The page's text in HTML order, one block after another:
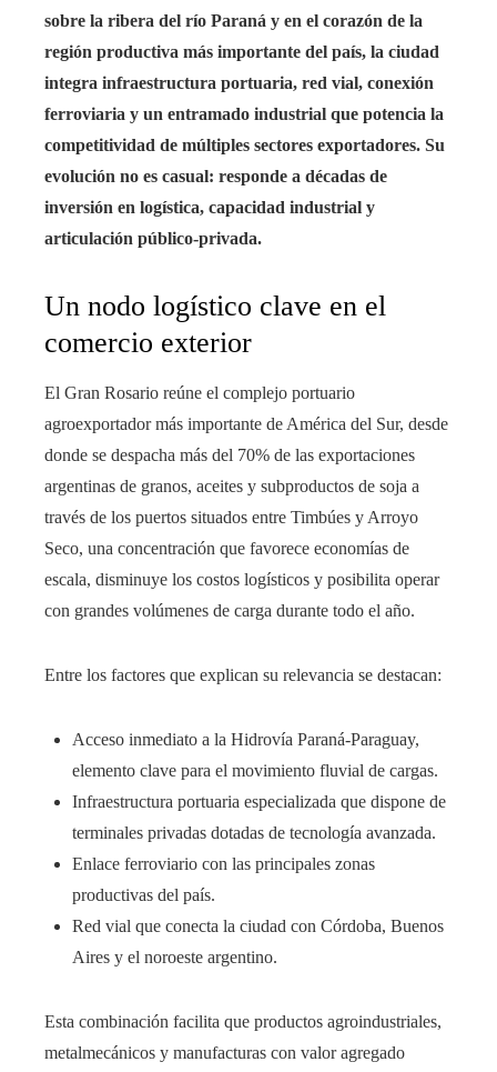
sobre la ribera del río Paraná y en el corazón de la
región productiva más importante del país, la ciudad
integra infraestructura portuaria, red vial, conexión
ferroviaria y un entramado industrial que potencia la
competitividad de múltiples sectores exportadores. Su
evolución no es casual: responde a décadas de
inversión en logística, capacidad industrial y
articulación público-privada.
Un nodo logístico clave en el
comercio exterior
El Gran Rosario reúne el complejo portuario
agroexportador más importante de América del Sur, desde
donde se despacha más del 70% de las exportaciones
argentinas de granos, aceites y subproductos de soja a
través de los puertos situados entre Timbúes y Arroyo
Seco, una concentración que favorece economías de
escala, disminuye los costos logísticos y posibilita operar
con grandes volúmenes de carga durante todo el año.
Entre los factores que explican su relevancia se destacan:
Acceso inmediato a la Hidrovía Paraná-Paraguay,
elemento clave para el movimiento fluvial de cargas.
Infraestructura portuaria especializada que dispone de
terminales privadas dotadas de tecnología avanzada.
Enlace ferroviario con las principales zonas
productivas del país.
Red vial que conecta la ciudad con Córdoba, Buenos
Aires y el noroeste argentino.
Esta combinación facilita que productos agroindustriales,
metalmecánicos y manufacturas con valor agregado